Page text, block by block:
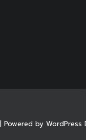
Powered by